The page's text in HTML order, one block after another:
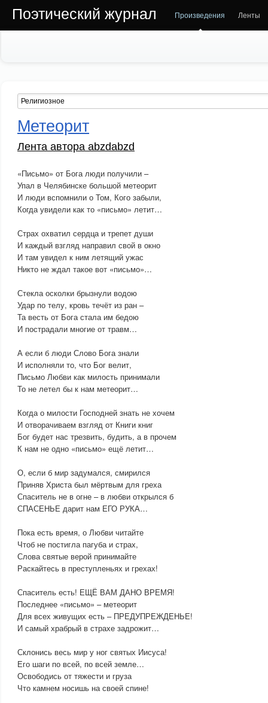
Поэтический журнал Произведения Ленты
Метеорит
Лента автора abzdabzd
«Письмо» от Бога люди получили –
Упал в Челябинске большой метеорит
И люди вспомнили о Том, Кого забыли,
Когда увидели как то «письмо» летит…
Страх охватил сердца и трепет души
И каждый взгляд направил свой в окно
И там увидел к ним летящий ужас
Никто не ждал такое вот «письмо»…
Стекла осколки брызнули водою
Удар по телу, кровь течёт из ран –
Та весть от Бога стала им бедою
И пострадали многие от травм…
А если б люди Слово Бога знали
И исполняли то, что Бог велит,
Письмо Любви как милость принимали
То не летел бы к нам метеорит…
Когда о милости Господней знать не хочем
И отворачиваем взгляд от Книги книг
Бог будет нас трезвить, будить, а в прочем
К нам не одно «письмо» ещё летит…
О, если б мир задумался, смирился
Приняв Христа был мёртвым для греха
Спаситель не в огне – в любви открылся б
СПАСЕНЬЕ дарит нам ЕГО РУКА…
Пока есть время, о Любви читайте
Чтоб не постигла пагуба и страх,
Слова святые верой принимайте
Раскайтесь в преступленьях и грехах!
Спаситель есть! ЕЩЁ ВАМ ДАНО ВРЕМЯ!
Последнее «письмо» – метеорит
Для всех живущих есть – ПРЕДУПРЕЖДЕНЬЕ!
И самый храбрый в страхе задрожит…
Склонись весь мир у ног святых Иисуса!
Его шаги по всей, по всей земле…
Освободись от тяжести и груза
Что камнем носишь на своей спине!